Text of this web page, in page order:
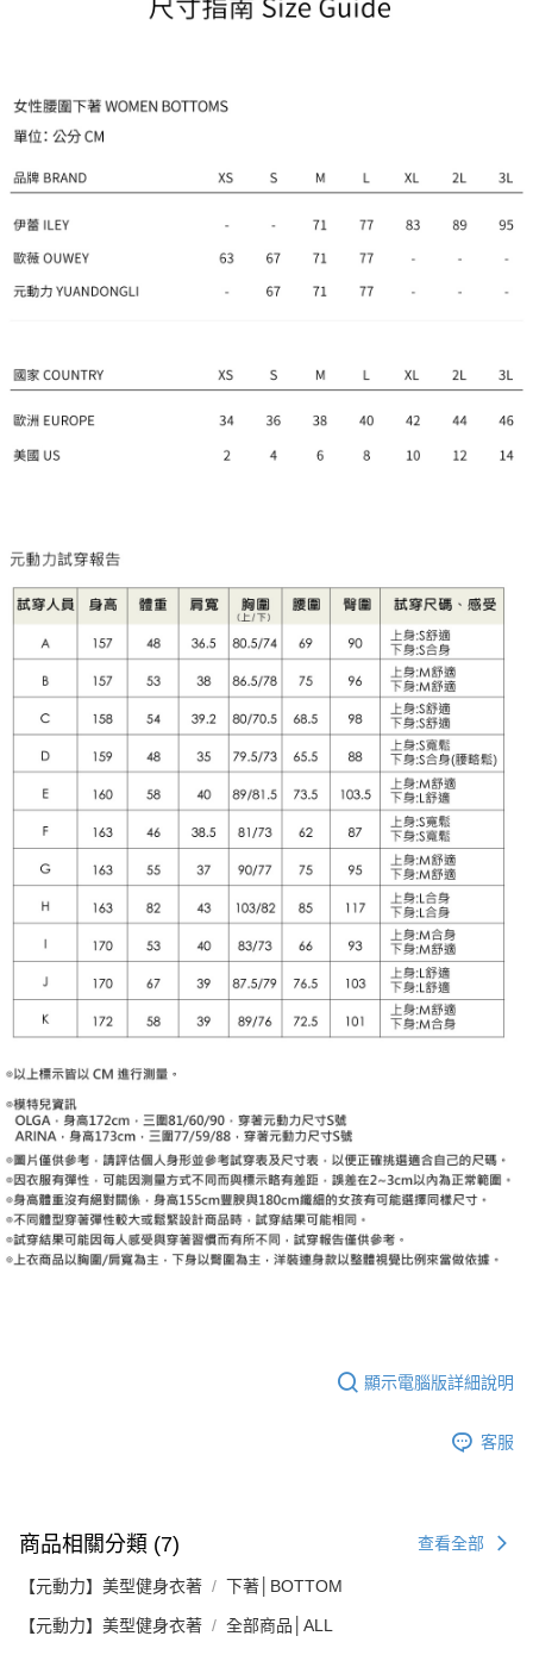
顯示電腦版詳細說明
客服
商品相關分類 (7) 查看全部
【元動力】美型健身衣著 下著│BOTTOM
【元動力】美型健身衣著 全部商品│ALL